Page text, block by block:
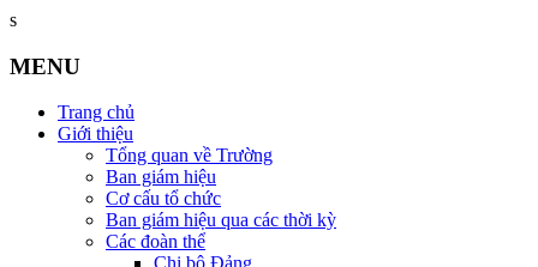
s
MENU
Trang chủ
Giới thiệu
Tổng quan về Trường
Ban giám hiệu
Cơ cấu tổ chức
Ban giám hiệu qua các thời kỳ
Các đoàn thể